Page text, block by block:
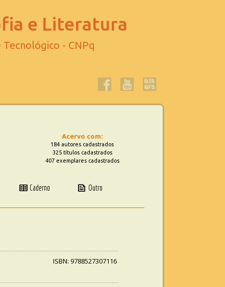
e Literatura
- CNPq
Acervo com:
184 autores cadastrados
325 títulos cadastrados
407 exemplares cadastrados
two_pager Caderno news Outro
ISBN: 9788527307116